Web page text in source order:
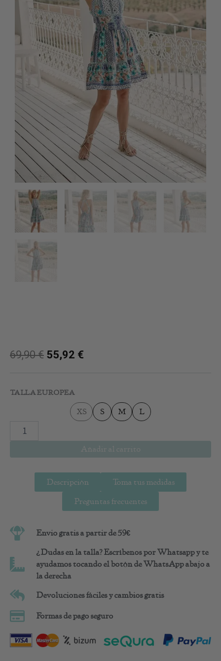
69,90€ 55,92 €
TALLA EUROPEA
XS S M L
Mini
Añadir al carrito
Descripción Toma tus medidas
Preguntas frecuentes
Envio gratis a partir de 59€
¿Dudas en la talla? Escríbenos por Whatsapp y te
ayudamos tocando el botón de WhatsApp abajo a
la derecha
Devoluciones fáciles y cambios gratis
Formas de pago seguro